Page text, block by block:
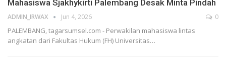
Mahasiswa Sjakhykirti Palembang Desak Minta Pindah
ADMIN_IRWAX Jun 4, 2026 0
PALEMBANG, tagarsumsel.com - Perwakilan mahasiswa lintas
angkatan dari Fakultas Hukum (FH) Universitas…